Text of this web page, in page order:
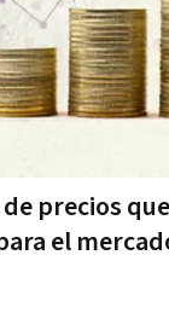
precios
el